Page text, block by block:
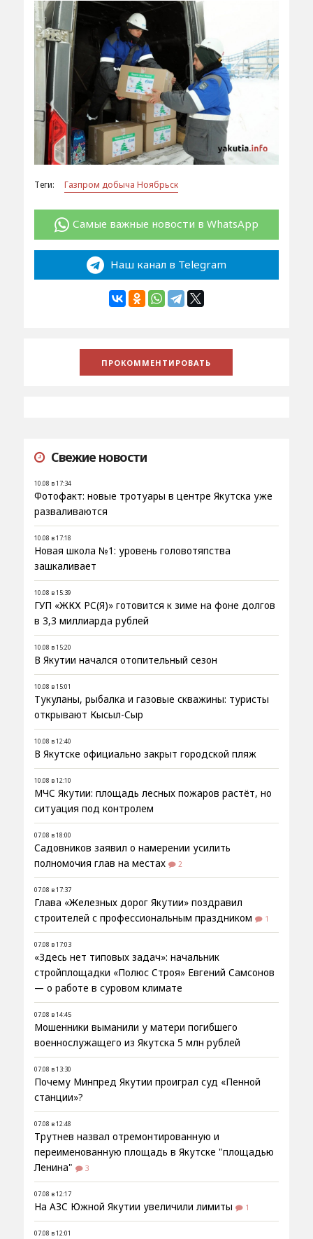
Теги: Газпром добыча Ноябрьск
Самые важные новости в WhatsApp
Наш канал в Telegram
Свежие новости
10.08 в 17:34
Фотофакт: новые тротуары в центре Якутска уже
разваливаются
10.08 в 17:18
Новая школа №1: уровень головотяпства
зашкаливает
10.08 в 15:39
ГУП «ЖКХ РС(Я)» готовится к зиме на фоне долгов
в 3,3 миллиарда рублей
10.08 в 15:20
В Якутии начался отопительный сезон
10.08 в 15:01
Тукуланы, рыбалка и газовые скважины: туристы
открывают Кысыл-Сыр
10.08 в 12:40
В Якутске официально закрыт городской пляж
10.08 в 12:10
МЧС Якутии: площадь лесных пожаров растёт, но
ситуация под контролем
07.08 в 18:00
Садовников заявил о намерении усилить
полномочия глав на местах
2
07.08 в 17:37
Глава «Железных дорог Якутии» поздравил
строителей с профессиональным праздником
1
07.08 в 17:03
«Здесь нет типовых задач»: начальник
стройплощадки «Полюс Строя» Евгений Самсонов
— о работе в суровом климате
07.08 в 14:45
Мошенники выманили у матери погибшего
военнослужащего из Якутска 5 млн рублей
07.08 в 13:30
Почему Минпред Якутии проиграл суд «Пенной
станции»?
07.08 в 12:48
Трутнев назвал отремонтированную и
переименованную площадь в Якутске "площадью
Ленина"
3
07.08 в 12:17
На АЗС Южной Якутии увеличили лимиты 1
07.08 в 12:01